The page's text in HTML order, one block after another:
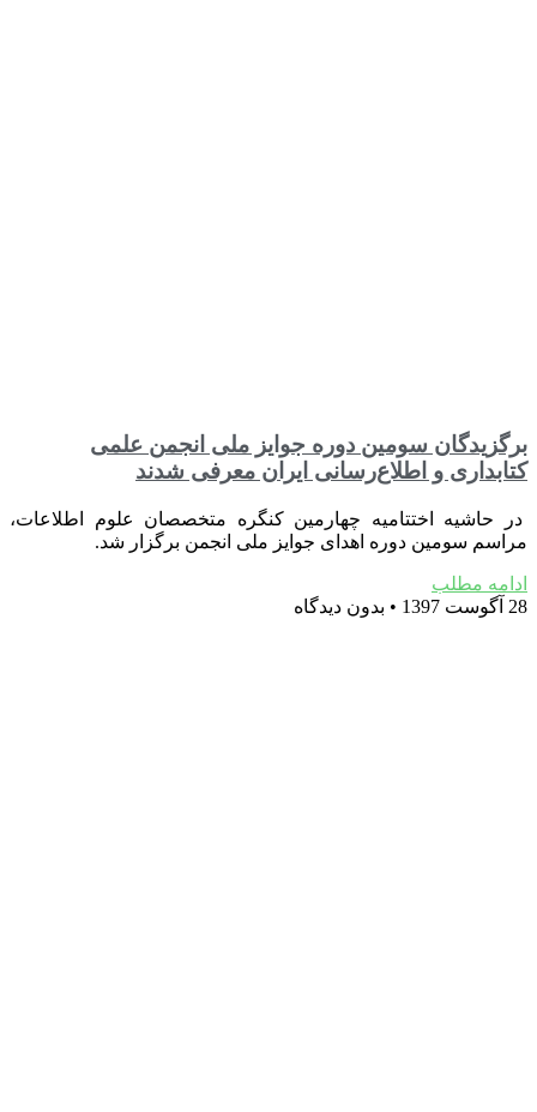
برگزیدگان سومین دوره جوایز ملی انجمن علمی
کتابداری و اطلاع‌رسانی ایران معرفی شدند
در حاشیه اختتامیه چهارمین کنگره متخصصان علوم اطلاعات،
مراسم سومین دوره اهدای جوایز ملی انجمن برگزار شد.
ادامه مطلب
28 آگوست 1397
بدون دیدگاه